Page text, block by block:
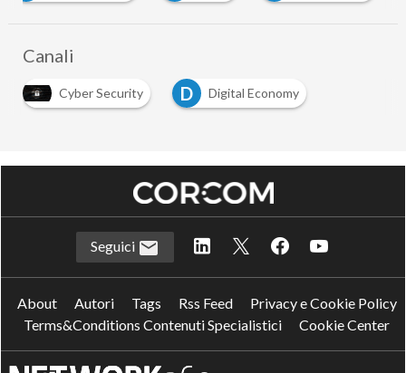
Canali
Cyber Security D Digital Economy
Seguici
About Autori Tags Rss Feed
Privacy e Cookie Policy
Terms&Conditions Contenuti Specialistici
Cookie Center